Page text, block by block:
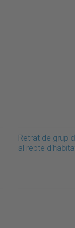
Retrat de grup
al repte